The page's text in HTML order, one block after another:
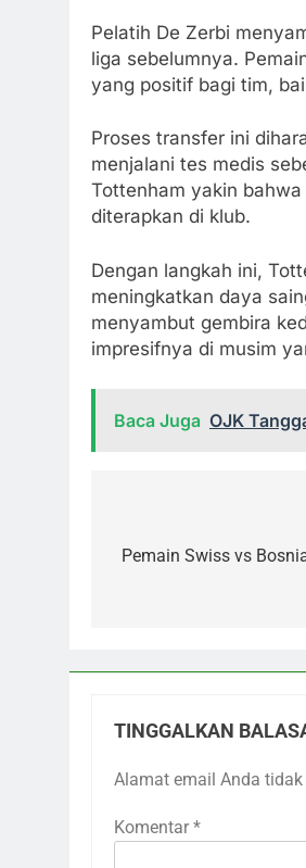
Pelatih De Zerbi
liga sebelumnya.
yang positif bagi tim,
Proses transfer ini
menjalani tes medis
Tottenham yakin
diterapkan di klub.
Dengan langkah ini,
meningkatkan daya
menyambut gembira
impresifnya di musim
Baca Juga OJK
pos
Pemain Swiss vs
TINGGALKAN
Alamat email Anda
Komentar *